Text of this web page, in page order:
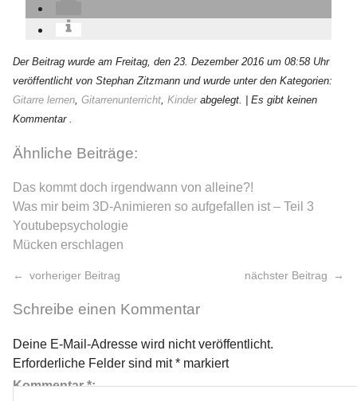
Der Beitrag wurde am Freitag, den 23. Dezember 2016 um 08:58 Uhr
veröffentlicht von Stephan Zitzmann und wurde unter den Kategorien:
Gitarre lernen, Gitarrenunterricht, Kinderabgelegt.
| Es gibt keinen
Kommentar .
Ähnliche Beiträge:
Das kommt doch irgendwann von alleine?!
Was mir beim 3D-Animieren so aufgefallen ist – Teil 3
Youtubepsychologie
Mücken erschlagen
vorheriger Beitrag nächster Beitrag
Schreibe einen Kommentar
Deine E-Mail-Adresse wird nicht veröffentlicht.
Erforderliche Felder sind mit* markiert
Kommentar*